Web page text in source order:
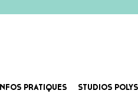
INFOS PRATIQUES STUDIOS